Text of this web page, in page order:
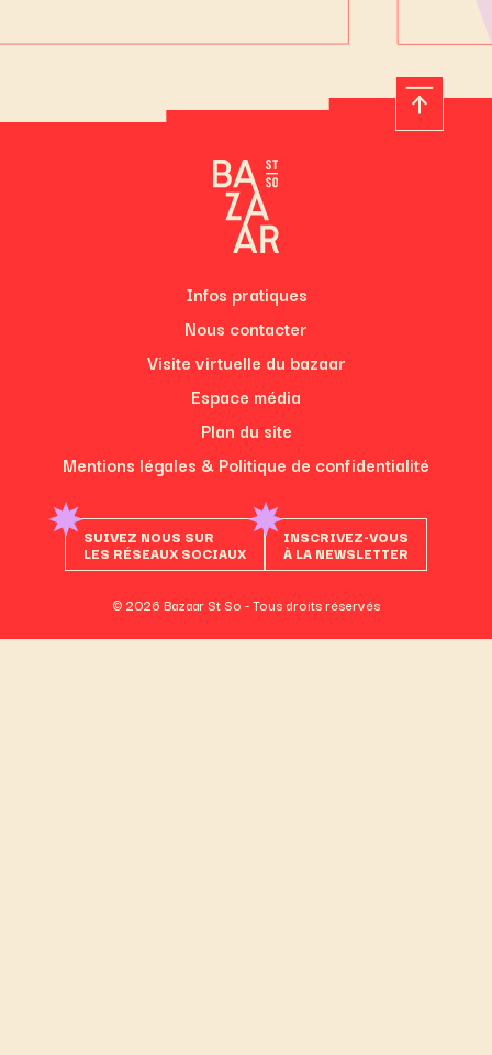
Infos pratiques
Nous contacter
Visite virtuelle du bazaar
Espace média
Plan du site
Mentions légales & Politique de confidentialité
SUIVEZ NOUS SUR
LES RÉSEAUX SOCIAUX
INSCRIVEZ-VOUS
À LA NEWSLETTER
© 2026 Bazaar St So - Tous droits réservés